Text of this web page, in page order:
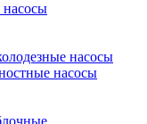
насосы
насосы